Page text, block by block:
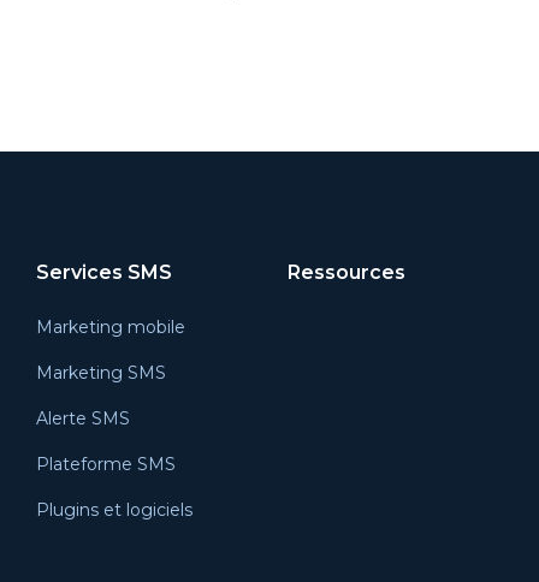
Services SMS
Marketing mobile
Marketing SMS
Alerte SMS
Plateforme SMS
Plugins et logiciels
Ressources